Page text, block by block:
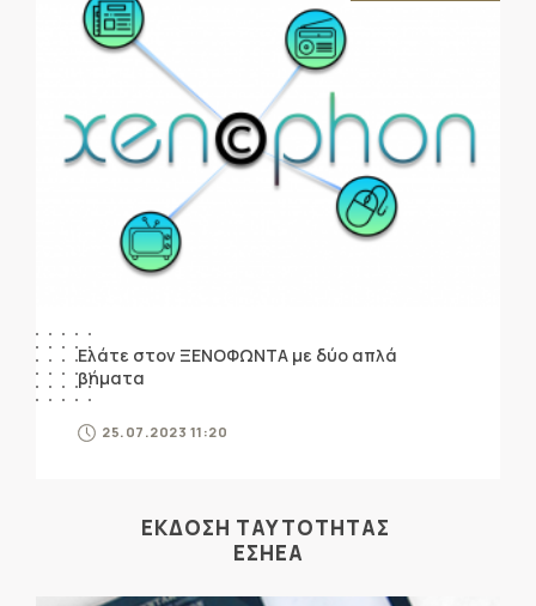
Ελάτε στον ΞΕΝΟΦΩΝΤΑ με δύο απλά
βήματα
25.07.2023 11:20
ΕΚΔΟΣΗ ΤΑΥΤΟΤΗΤΑΣ
ΕΣΗΕΑ